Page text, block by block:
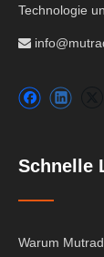
Technologie

Schnelle
Warum